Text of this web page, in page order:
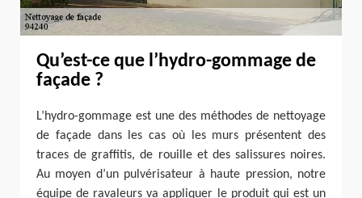
Qu’est-ce que l’hydro-gommage de
façade ?
L’hydro-gommage est une des méthodes de nettoyage
de façade dans les cas où les murs présentent des
traces de graffitis, de rouille et des salissures noires.
Au moyen d’un pulvérisateur à haute pression, notre
équipe de ravaleurs va appliquer le produit qui est un